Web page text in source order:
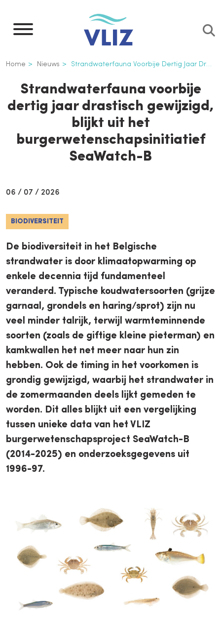
naar
inhoud
gaan
Kruimelpad
Home Nieuws Strandwaterfauna Voorbije Dertig Jaar Drastisch Gewijzigd, Blijkt Uit Het Burgerwetenschapsinitiatief SeaWatch-B
Strandwaterfauna voorbije
dertig jaar drastisch gewijzigd,
blijkt uit het
burgerwetenschapsinitiatief
SeaWatch-B
06 / 07 / 2026
BIODIVERSITEIT
De biodiversiteit in het Belgische
strandwater is door klimaatopwarming op
enkele decennia tijd fundamenteel
veranderd. Typische koudwatersoorten (grijze
garnaal, grondels en haring/sprot) zijn nu
veel minder talrijk, terwijl warmteminnende
soorten (zoals de giftige kleine pieterman) en
kamkwallen het net meer naar hun zin
hebben. Ook de timing in het voorkomen is
grondig gewijzigd, waarbij het strandwater in
de zomermaanden deels lijkt gemeden te
worden. Dit alles blijkt uit een vergelijking
tussen unieke data van het VLIZ
burgerwetenschapsproject SeaWatch-B
(2014-2025) en onderzoeksgegevens uit
1996-97.